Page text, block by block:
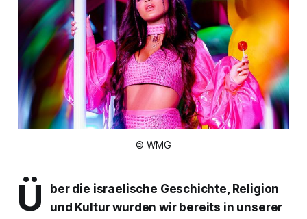
© WMG
Ü
ber die israelische Geschichte, Religion
und Kultur wurden wir bereits in unserer